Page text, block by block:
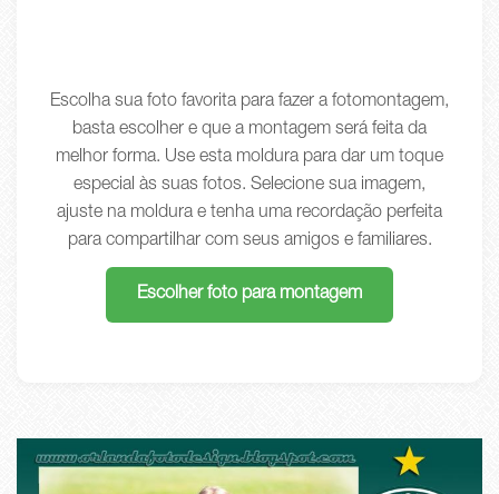
Escolha sua foto favorita para fazer a fotomontagem,
basta escolher e que a montagem será feita da
melhor forma. Use esta moldura para dar um toque
especial às suas fotos. Selecione sua imagem,
ajuste na moldura e tenha uma recordação perfeita
para compartilhar com seus amigos e familiares.
Escolher foto para montagem